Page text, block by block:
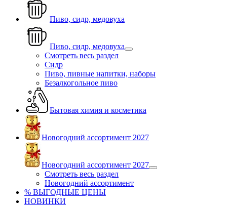
Пиво, сидр, медовуха
Пиво, сидр, медовуха
Смотреть весь раздел
Сидр
Пиво, пивные напитки, наборы
Безалкогольное пиво
Бытовая химия и косметика
Новогодний ассортимент 2027
Новогодний ассортимент 2027
Смотреть весь раздел
Новогодний ассортимент
% ВЫГОДНЫЕ ЦЕНЫ
НОВИНКИ